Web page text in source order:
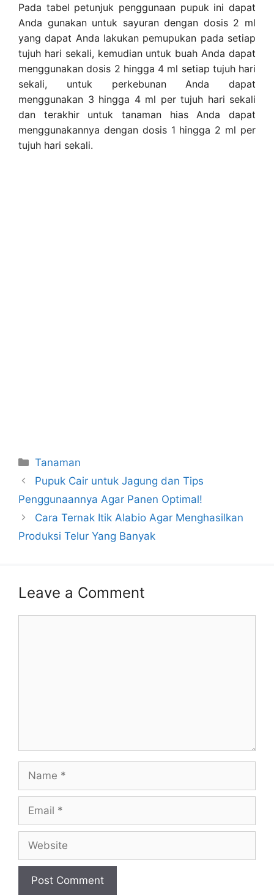
Pada tabel petunjuk penggunaan pupuk ini dapat
Anda gunakan untuk sayuran dengan dosis 2 ml
yang dapat Anda lakukan pemupukan pada setiap
tujuh hari sekali, kemudian untuk buah Anda dapat
menggunakan dosis 2 hingga 4 ml setiap tujuh hari
sekali, untuk perkebunan Anda dapat
menggunakan 3 hingga 4 ml per tujuh hari sekali
dan terakhir untuk tanaman hias Anda dapat
menggunakannya dengan dosis 1 hingga 2 ml per
tujuh hari sekali.
Categories
Tanaman
Pupuk Cair untuk Jagung dan Tips
Penggunaannya Agar Panen Optimal!
Cara Ternak Itik Alabio Agar Menghasilkan
Produksi Telur Yang Banyak
Leave a Comment